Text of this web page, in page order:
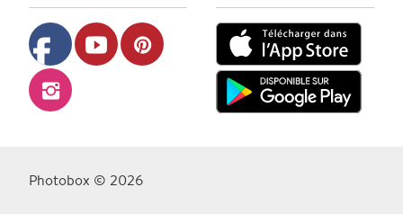
facebook youtube pinterest
instagram
Photobox © 2026